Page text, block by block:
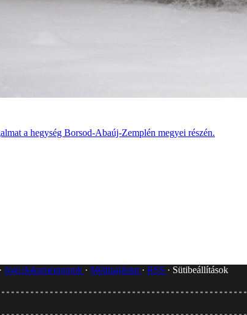
a hegység Borsod-Abaúj-Zemplén megyei részén.
Jogi dokumentumok Médiaajánlat RSS
Sütibeállítások